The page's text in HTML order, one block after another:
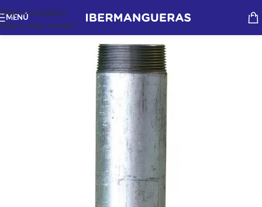
Skip to navigation
Skip to main content
MENÚ